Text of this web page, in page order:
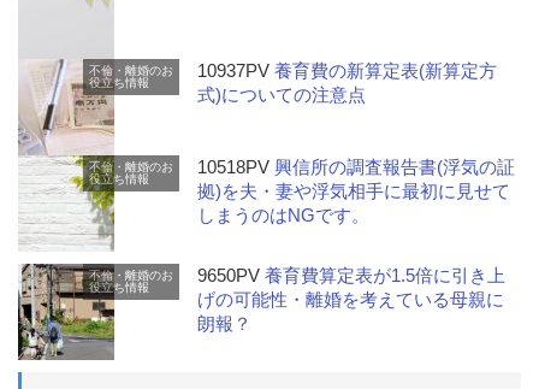
不倫・離婚のお
役立ち情報
10937PV養育費の新算定表(新算定方
式)についての注意点
不倫・離婚のお
役立ち情報
10518PV興信所の調査報告書(浮気の証
拠)を夫・妻や浮気相手に最初に見せて
しまうのはNGです。
不倫・離婚のお
役立ち情報
9650PV養育費算定表が1.5倍に引き上
げの可能性・離婚を考えている母親に
朗報？